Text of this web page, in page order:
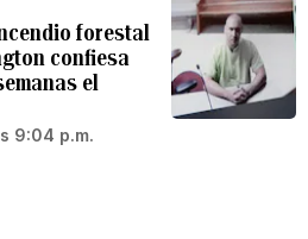
forestal
confiesa
el
9:04 p.m.